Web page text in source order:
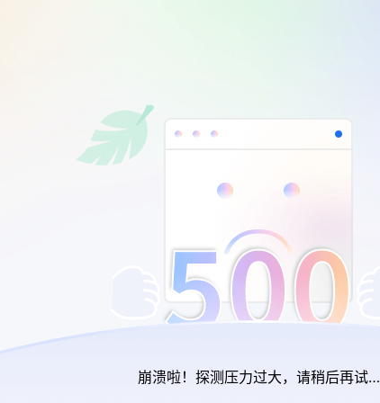
崩溃啦！探测压力过大，请稍后再试…